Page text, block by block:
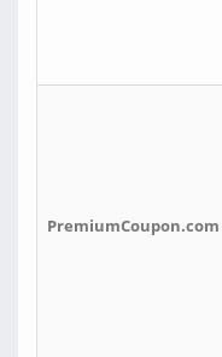
PremiumCoupon.com